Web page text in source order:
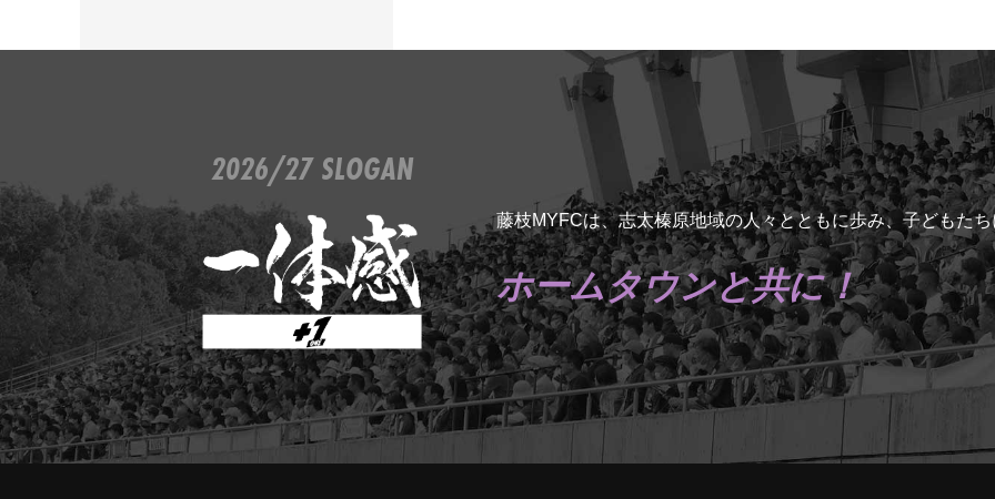
2026/27 SLOGAN
藤枝MYFCは、志太榛原地域の人々とともに歩み、子どもた
ホームタウンと共に！